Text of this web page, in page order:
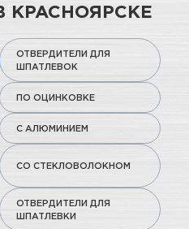
КРАСНОЯРСКЕ
ОТВЕРДИТЕЛИ ДЛЯ
ШПАТЛЕВОК
ПО ОЦИНКОВКЕ
С АЛЮМИНИЕМ
СО СТЕКЛОВОЛОКНОМ
ОТВЕРДИТЕЛИ ДЛЯ
ШПАТЛЕВКИ